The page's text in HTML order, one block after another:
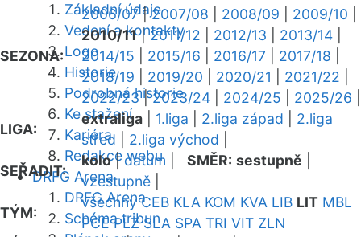
Základní údaje
Vedení a kontakty
Logo
Historie
Podrobná historie
Ke stažení
Kariéra
Redakce webu
DRFG Arena
DRFG Arena
Schéma tribun
SEZONA:
2006/07|2007/08 2008/09 2009/10
2010/11|2011/12 2012/13 2013/14
2014/15
2015/16 2016/17 2017/18
2018/19
2019/20 2020/21 2021/22
2022/23|2023/24 2024/25 2025/26
LIGA:
extraliga 1.liga 2.liga západ
2.liga
střed
2.liga východ
SEŘADIT:
kolo|datum SMĚR: sestupně
vzestupně
TÝM:
všechny CEB KLA KOM KVA LIB LIT MBL
PCE PLZ SLA SPA TRI VIT ZLN